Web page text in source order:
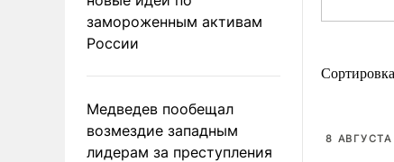
замороженным активам
России
Медведев пообещал
возмездие западным
лидерам за преступления
8